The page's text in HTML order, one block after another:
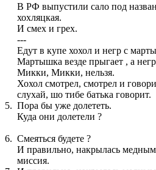
В РФ выпустили сало под
хохляцкая.
И смех и грех.
---
Едут в купе хохол и негр с
Мартышка везде прыгает , а негр
Микки, Микки, нельзя.
Хохол смотрел, смотрел и
слухай, шо тибе батька говорит.
5. Пора бы уже долететь.
Куда они долетели ?
6. Смеяться будете ?
И правильно, накрылась медным
миссия.